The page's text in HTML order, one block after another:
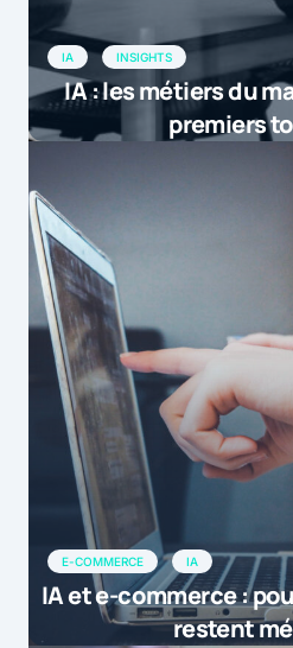
IA INSIGHTS
IA : les métiers du
premiers
E-COMMERCE IA
IA et e-commerce :
restent